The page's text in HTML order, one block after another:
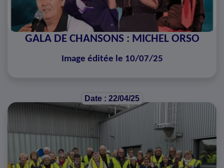
GALA DE CHANSONS : MICHEL ORSO
Image éditée le 10/07/25
Date : 22/04/25